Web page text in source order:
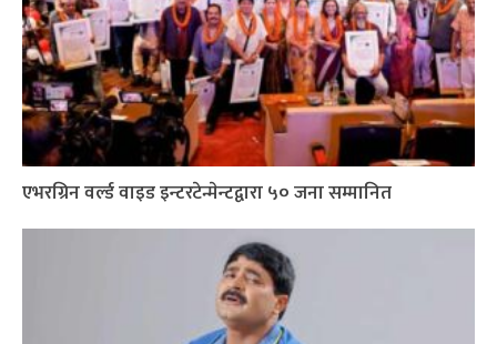
एभरग्रिन वर्ल्ड वाइड इन्टरटेन्मेन्टद्वारा ५० जना सम्मानित